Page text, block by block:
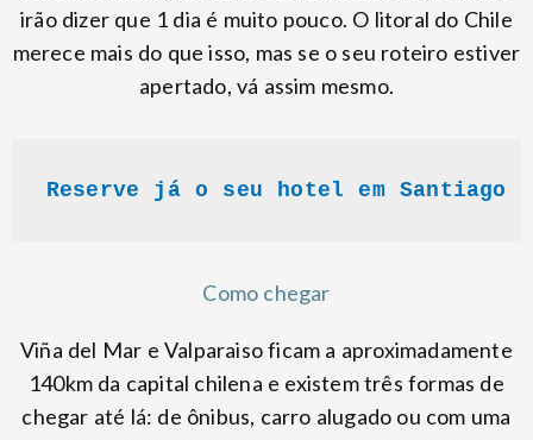
irão dizer que 1 dia é muito pouco. O litoral do Chile
merece mais do que isso, mas se o seu roteiro estiver
apertado, vá assim mesmo.
Reserve já o seu hotel em Santiago
Como chegar
Viña del Mar e Valparaiso ficam a aproximadamente
140km da capital chilena e existem três formas de
chegar até lá: de ônibus, carro alugado ou com uma